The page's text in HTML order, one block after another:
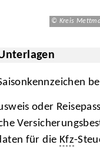
© Kreis
oder Reisepass
für die Kfz-